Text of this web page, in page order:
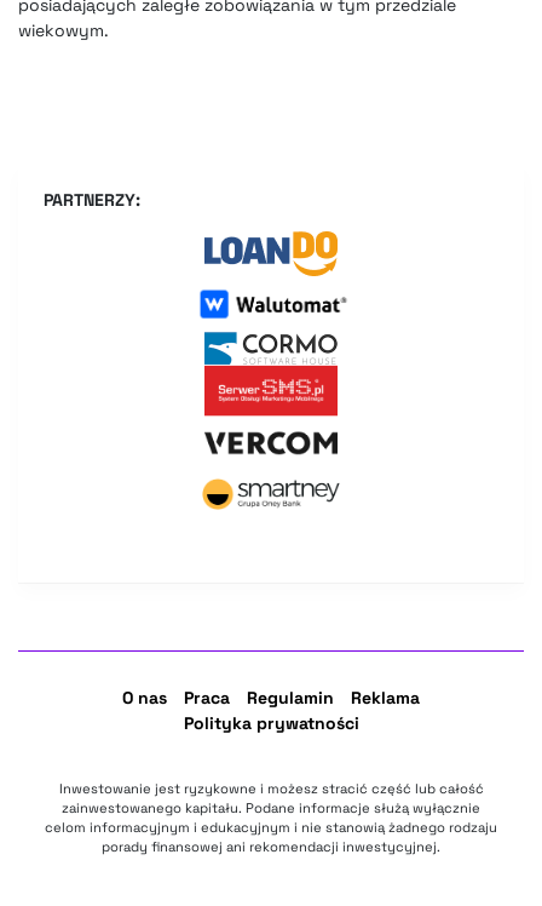
posiadających zaległe zobowiązania w tym przedziale
wiekowym.
PARTNERZY:
O nas Praca Regulamin
Reklama
Polityka prywatności
Inwestowanie jest ryzykowne i możesz stracić część lub całość
zainwestowanego kapitału. Podane informacje służą wyłącznie
celom informacyjnym i edukacyjnym i nie stanowią żadnego rodzaju
porady finansowej ani rekomendacji inwestycyjnej.